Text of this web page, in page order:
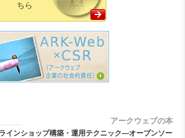
ちら
アークウェブの本
インショップ構築・運用テクニック―オープンソー